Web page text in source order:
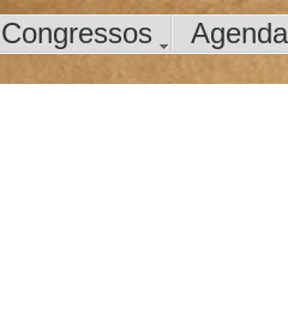
Congressos Agenda